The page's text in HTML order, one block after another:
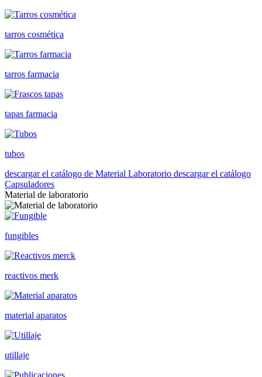
tarros cosmética
tarros farmacia
tapas farmacia
tubos
descargar el catálogo de Material Laboratorio descargar el catálogo
Capsuladores
Material de laboratorio
fungibles
reactivos merk
material aparatos
utillaje